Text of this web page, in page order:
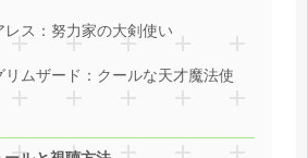
レス：努力家の大剣使い
リムザード：クールな天才魔法使